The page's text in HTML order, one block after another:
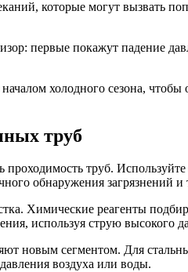
которые могут вызвать
первые покажут падение
холодного сезона,
труб
труб.
обнаружения загрязнений и
Химические реагенты
используя струю высокого
новым сегментом. Для
воздуха или воды.